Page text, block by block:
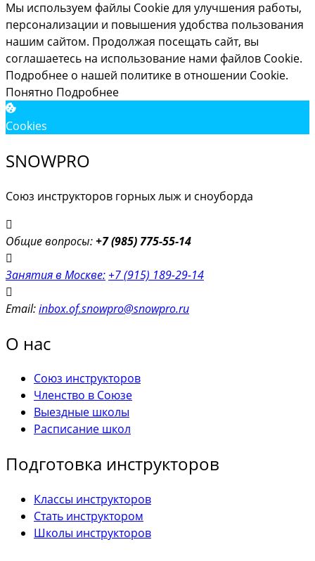
Мы используем файлы Cookie для улучшения работы,
персонализации и повышения удобства пользования
нашим сайтом. Продолжая посещать сайт, вы
соглашаетесь на использование нами файлов Cookie.
Подробнее о нашей политике в отношении Cookie.
Понятно Подробнее
Cookies
SNOWPRO
Союз инструкторов горных лыж и сноуборда
Общие вопросы:+7 (985) 775-55-14
Занятия в Москве: +7 (915) 189-29-14
Email:inbox.of.snowpro@snowpro.ru
О нас
Союз инструкторов
Членство в Союзе
Выездные школы
Расписание школ
Подготовка инструкторов
Классы инструкторов
Стать инструктором
Школы инструкторов